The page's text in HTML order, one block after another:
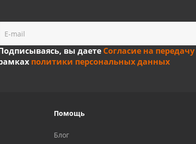
вы даете Согласие на
политики персональных данных
Помощь
Блог